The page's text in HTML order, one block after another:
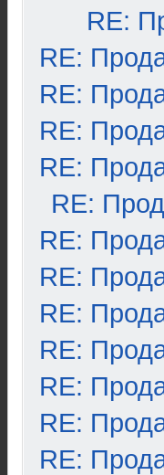
RE:
RE:
RE:
RE:
RE:
RE:
RE:
RE:
RE:
RE:
RE:
RE:
RE: